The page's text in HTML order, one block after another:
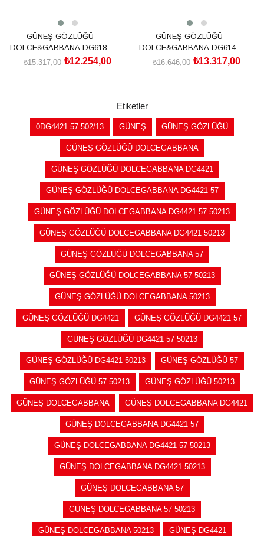
GÜNEŞ GÖZLÜĞÜ
DOLCE&GABBANA DG6187
501/8753₺12.254,00
₺15.317,00
GÜNEŞ GÖZLÜĞÜ
DOLCE&GABBANA DG6144
501/8G54₺13.317,00
₺16.646,00
Etiketler
0DG4421 57 502/13 GÜNEŞ GÜNEŞ GÖZLÜĞÜ
GÜNEŞ GÖZLÜĞÜ DOLCEGABBANA
GÜNEŞ GÖZLÜĞÜ DOLCEGABBANA DG4421
GÜNEŞ GÖZLÜĞÜ DOLCEGABBANA DG4421 57
GÜNEŞ GÖZLÜĞÜ DOLCEGABBANA DG4421 57 50213
GÜNEŞ GÖZLÜĞÜ DOLCEGABBANA DG4421 50213
GÜNEŞ GÖZLÜĞÜ DOLCEGABBANA 57
GÜNEŞ GÖZLÜĞÜ DOLCEGABBANA 57 50213
GÜNEŞ GÖZLÜĞÜ DOLCEGABBANA 50213
GÜNEŞ GÖZLÜĞÜ DG4421 GÜNEŞ GÖZLÜĞÜ DG4421 57
GÜNEŞ GÖZLÜĞÜ DG4421 57 50213
GÜNEŞ GÖZLÜĞÜ DG4421 50213 GÜNEŞ GÖZLÜĞÜ 57
GÜNEŞ GÖZLÜĞÜ 57 50213 GÜNEŞ GÖZLÜĞÜ 50213
GÜNEŞ DOLCEGABBANA GÜNEŞ DOLCEGABBANA DG4421
GÜNEŞ DOLCEGABBANA DG4421 57
GÜNEŞ DOLCEGABBANA DG4421 57 50213
GÜNEŞ DOLCEGABBANA DG4421 50213
GÜNEŞ DOLCEGABBANA 57
GÜNEŞ DOLCEGABBANA 57 50213
GÜNEŞ DOLCEGABBANA 50213 GÜNEŞ DG4421